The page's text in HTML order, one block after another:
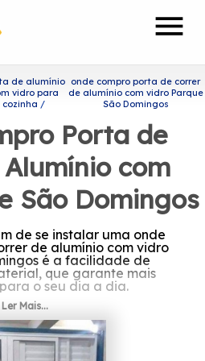
menu
de alumínio
vidro para
cozinha
onde compro porta de correr
de alumínio com vidro Parque
São Domingos
Porta de
com
São Domingos
de se instalar uma onde
de alumínio com vidro
é a facilidade de
que garante mais
o seu dia a dia.
onde compro
de alumínio
Ler Mais...